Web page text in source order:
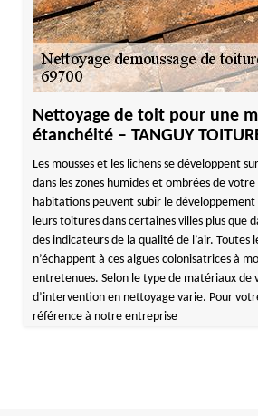
Nettoyage de toit pour une
étanchéité – TANGUY
Les mousses et les lichens se développent
dans les zones humides et ombrées de
habitations peuvent subir le développement
leurs toitures dans certaines villes plus que
des indicateurs de la qualité de l’air. Toutes
n’échappent à ces algues colonisatrices à
entretenues. Selon le type de matériaux
d’intervention en nettoyage varie. Pour
référence à notre entreprise